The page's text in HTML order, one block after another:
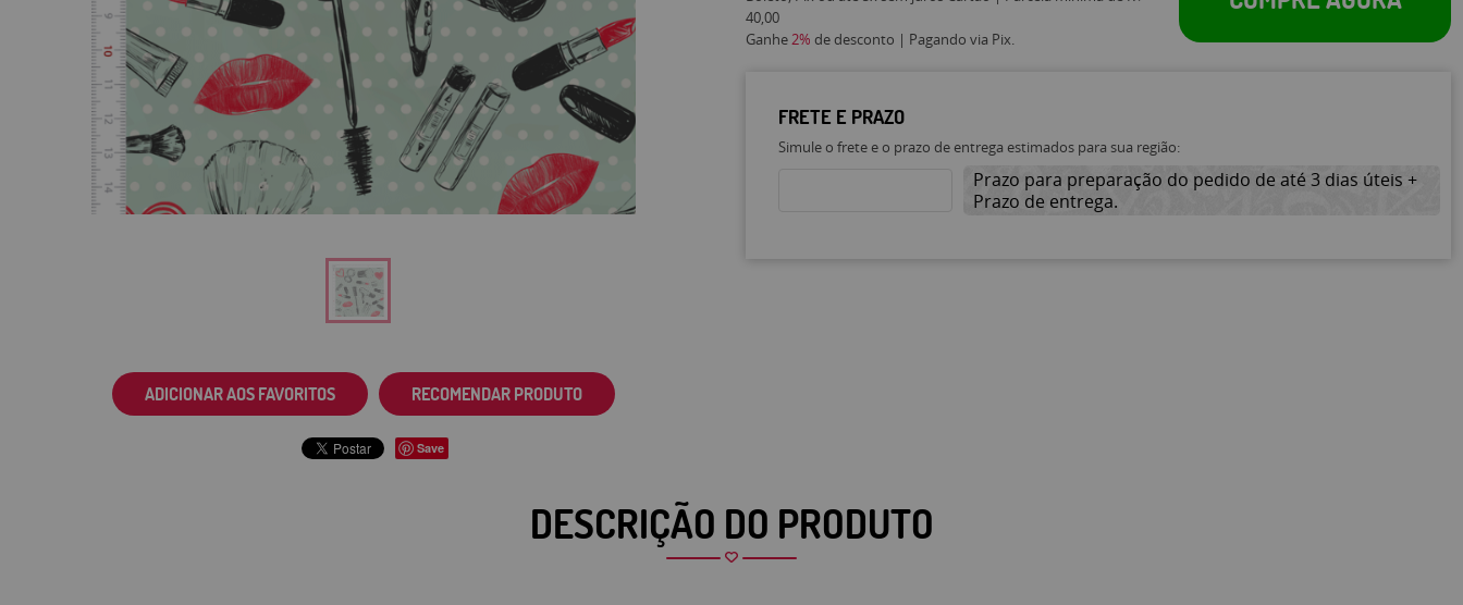
ADICIONAR AOS FAVORITOS RECOMENDAR PRODUTO
Save
40,00
Ganhe2% de desconto | Pagando via Pix.
FRETE E PRAZO
Simule o frete e o prazo de entrega estimados para sua região:
Prazo para preparação do pedido de até 3 dias úteis +
Prazo de entrega.
DESCRIÇÃO DO PRODUTO